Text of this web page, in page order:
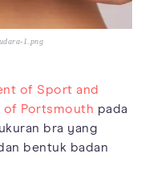
1.png
of Sport and
of Portsmouth pada
bra yang
bentuk badan